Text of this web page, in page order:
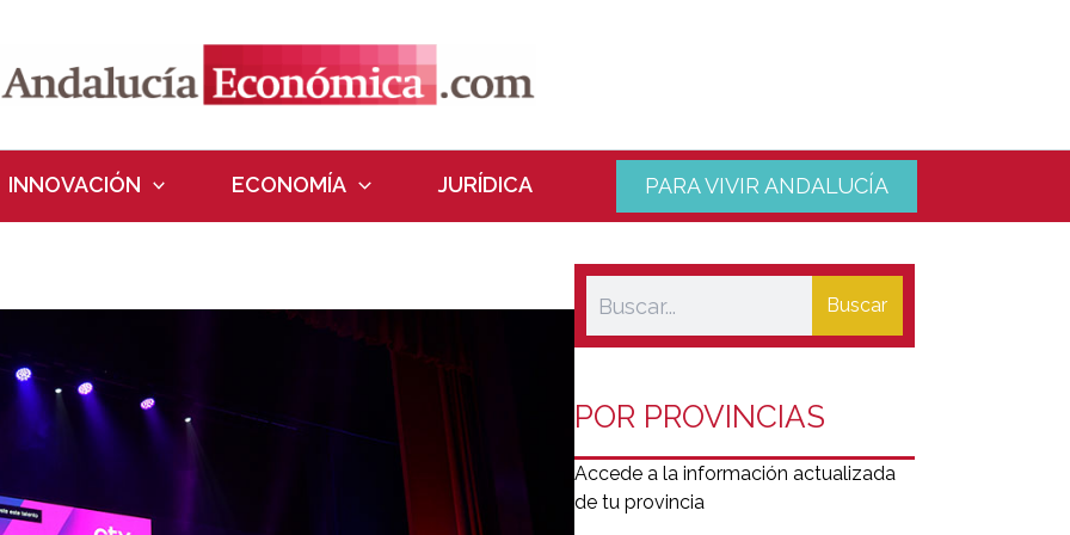
INNOVACIÓN ECONOMÍA JURÍDICA PARA VIVIR ANDALUCÍA
Buscar
POR PROVINCIAS
Accede a la información actualizada
de tu provincia